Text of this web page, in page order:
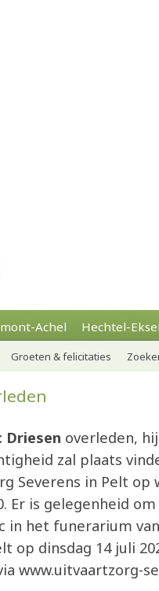
Achel Hechtel-
Groeten & felicitaties
Driesen overleden,
zal plaats
Severens in Pelt op
Er is gelegenheid
in het funerarium
op dinsdag 14 juli
www.uitvaartzorg-